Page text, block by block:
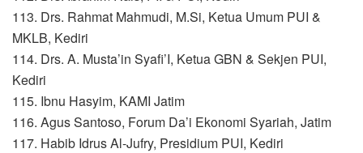
113. Drs. Rahmat Mahmudi, M.Si, Ketua Umum PUI &
MKLB, Kediri
114. Drs. A. Musta’in Syafi’I, Ketua GBN & Sekjen PUI,
Kediri
115. Ibnu Hasyim, KAMI Jatim
116. Agus Santoso, Forum Da’i Ekonomi Syariah, Jatim
117. Habib Idrus Al-Jufry, Presidium PUI, Kediri